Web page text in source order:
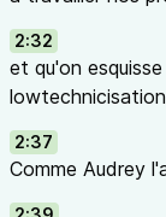
2:32
et qu'on
2:37
Comme Audrey